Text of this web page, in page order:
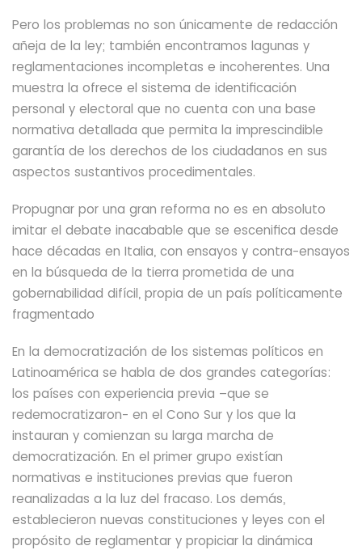
Pero los problemas no son únicamente de redacción
añeja de la ley; también encontramos lagunas y
reglamentaciones incompletas e incoherentes. Una
muestra la ofrece el sistema de identificación
personal y electoral que no cuenta con una base
normativa detallada que permita la imprescindible
garantía de los derechos de los ciudadanos en sus
aspectos sustantivos procedimentales.
Propugnar por una gran reforma no es en absoluto
imitar el debate inacabable que se escenifica desde
hace décadas en Italia, con ensayos y contra-ensayos
en la búsqueda de la tierra prometida de una
gobernabilidad difícil, propia de un país políticamente
fragmentado
En la democratización de los sistemas políticos en
Latinoamérica se habla de dos grandes categorías:
los países con experiencia previa –que se
redemocratizaron- en el Cono Sur y los que la
instauran y comienzan su larga marcha de
democratización. En el primer grupo existían
normativas e instituciones previas que fueron
reanalizadas a la luz del fracaso. Los demás,
establecieron nuevas constituciones y leyes con el
propósito de reglamentar y propiciar la dinámica